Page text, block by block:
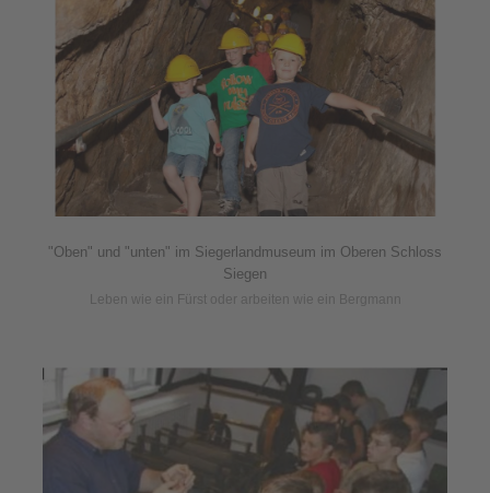
"Oben" und "unten" im Siegerlandmuseum im Oberen Schloss
Siegen
Leben wie ein Fürst oder arbeiten wie ein Bergmann